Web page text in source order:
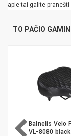
apie tai galite
TO PAČIO
Balnelis Velo
VL-8080 black